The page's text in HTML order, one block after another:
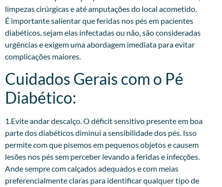
limpezas cirúrgicas e até amputações do local acometido.
É importante salientar que feridas nos pés em pacientes
diabéticos, sejam elas infectadas ou não, são consideradas
urgências e exigem uma abordagem imediata para evitar
complicações maiores.
Cuidados Gerais com o Pé
Diabético:
1.Evite andar descalço. O déficit sensitivo presente em boa
parte dos diabéticos diminui a sensibilidade dos pés. Isso
permite com que pisemos em pequenos objetos e causem
lesões nos pés sem perceber levando a feridas e infecções.
Ande sempre com calçados adequados e com meias
preferencialmente claras para identificar qualquer tipo de